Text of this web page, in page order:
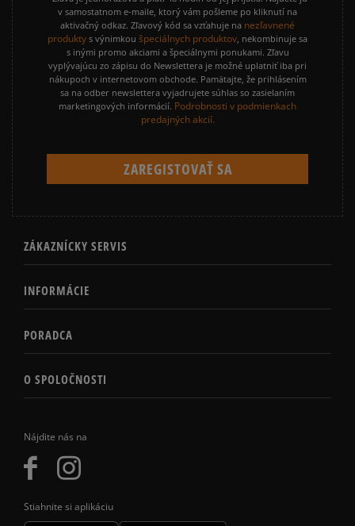
Nájdite nás na
Stiahnite si aplikáciu
v samostatnom e-maile, ktorý vám pošleme po kliknutí na
aktivačný odkaz. Zľavový kód sa vzťahuje na nezľavnené
produkty s výnimkou špeciálnych produktov, nekombinuje sa
s inými promo akciami a špeciálnymi ponukami. Zľavu
vyplývajúcu zo zápisu do Newslettera je možné uplatniť iba pri
nákupoch v internetovom obchode. Pamätajte, že prihlásením
sa na odber newslettera vyjadrujete súhlas so zasielaním
marketingových informácií. Podrobnosti v podmienkach
predajných akcií.
ZÁKAZNÍCKY SERVIS
INFORMÁCIE
PORADCA
O SPOLOČNOSTI